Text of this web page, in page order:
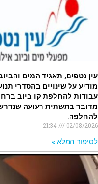
עין נטפים, תאגיד המים
מודיע על שינויים בהסדרי
עבודות להחלפת קו ביוב
מדובר בתשתית רעועה
להחלפה.
02/08/2026
לסיפור המלא »